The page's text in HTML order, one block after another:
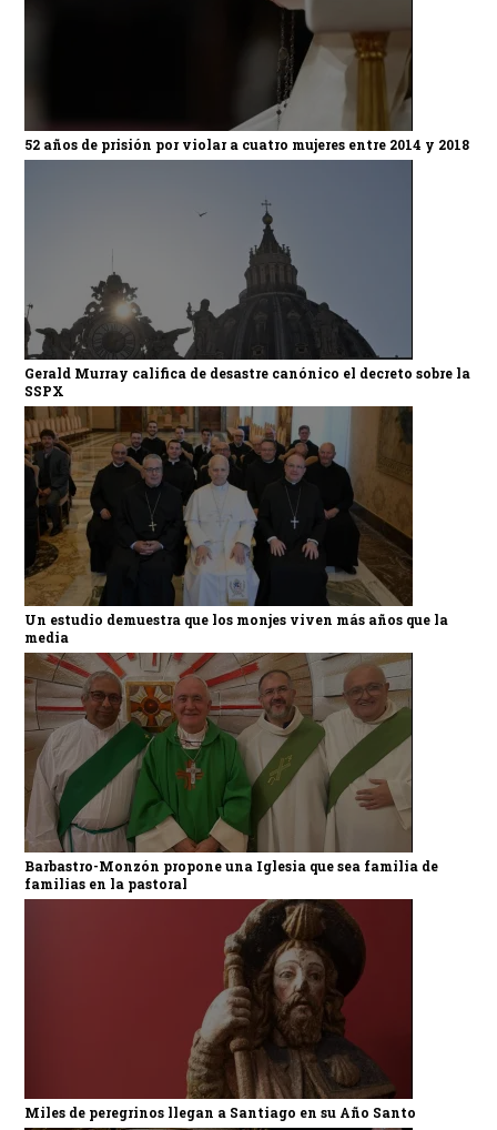
52 años de prisión por violar a cuatro mujeres entre 2014 y 2018
Gerald Murray califica de desastre canónico el decreto sobre la
SSPX
Un estudio demuestra que los monjes viven más años que la
media
Barbastro-Monzón propone una Iglesia que sea familia de
familias en la pastoral
Miles de peregrinos llegan a Santiago en su Año Santo